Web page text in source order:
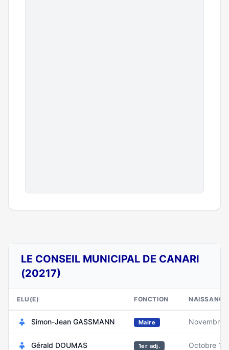
LE CONSEIL MUNICIPAL DE CANARI
(20217)
ELU(E) FONCTION NAISSANCE
Simon-Jean GASSMANN Maire Novembre
Gérald DOUMAS 1er adj. Octobre